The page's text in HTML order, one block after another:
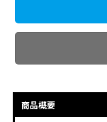
商品概要